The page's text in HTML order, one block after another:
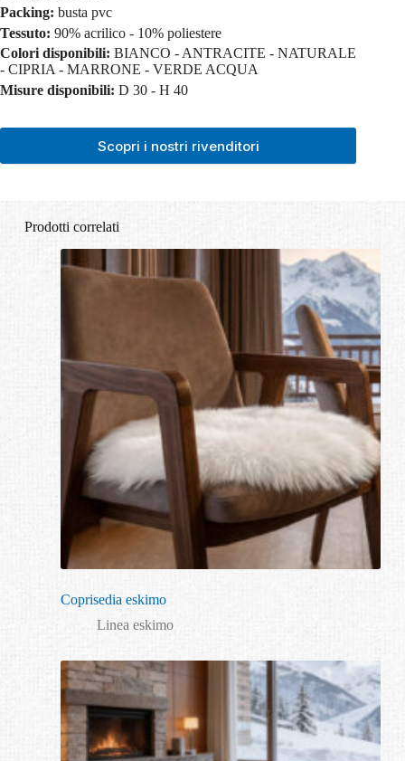
Packing: busta pvc
Tessuto: 90% acrilico - 10% poliestere
Colori disponibili: BIANCO - ANTRACITE - NATURALE
- CIPRIA - MARRONE - VERDE ACQUA
Misure disponibili: D 30 - H 40
Scopri i nostri rivenditori
Prodotti correlati
Coprisedia eskimo
Linea eskimo